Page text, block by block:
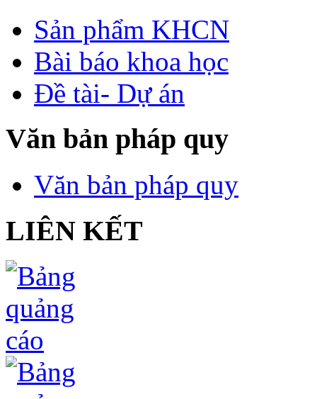
Sản phẩm KHCN
Bài báo khoa học
Đề tài- Dự án
Văn bản pháp quy
Văn bản pháp quy
LIÊN KẾT